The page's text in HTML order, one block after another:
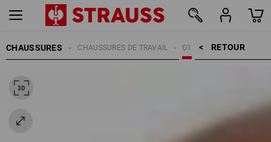
CHAUSSURES RETOUR    >
O1
CHAUSSURES DE TRAVAIL